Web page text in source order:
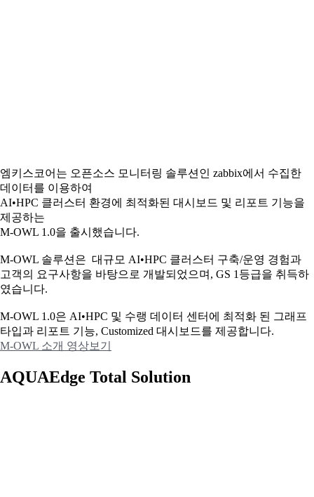
엠키스코어는 오픈소스 모니터링 솔루션인 zabbix에서 수집한
데이터를 이용하여
AI•HPC 클러스터 환경에 최적화된 대시보드 및 리포트 기능을
제공하는
M-OWL 1.0을 출시했습니다.
M-OWL 솔루션은 대규모 AI•HPC 클러스터 구축/운영 경험과
고객의 요구사항을 바탕으로 개발되었으며, GS 1등급을 취득하
였습니다.
M-OWL 1.0은 AI•HPC 및 수랭 데이터 센터에 최적화 된 그래프
타입과 리포트 기능, Customized 대시보드를 제공합니다.
M-OWL 소개 영상보기
AQUAEdge Total Solution